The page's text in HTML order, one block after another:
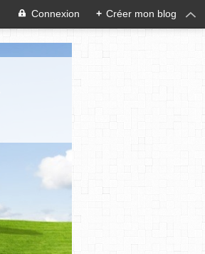
Connexion + Créer mon blog